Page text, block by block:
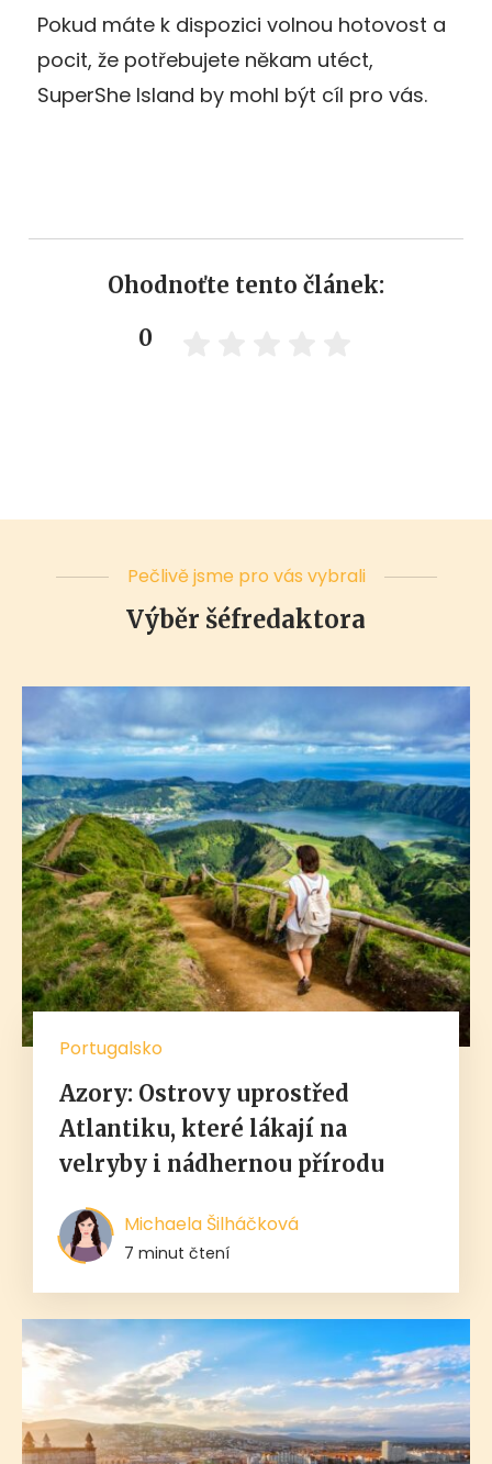
Pokud máte k dispozici volnou hotovost a
pocit, že potřebujete někam utéct,
SuperShe Island by mohl být cíl pro vás.
Ohodnoťte tento článek:
0
Pečlivě jsme pro vás vybrali
Výběr šéfredaktora
Portugalsko
Azory: Ostrovy uprostřed
Atlantiku, které lákají na
velryby i nádhernou přírodu
Michaela Šilháčková
7 minut čtení